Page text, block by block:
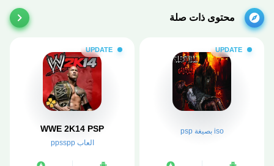
محتوى ذات صلة
UPDATE
iso بصيغة psp
UPDATE
WWE 2K14 PSP
العاب ppsspp